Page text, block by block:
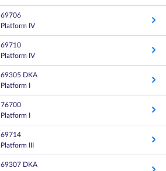
69706
Platform IV
69710
Platform IV
69305 DKA
Platform I
76700
Platform I
69714
Platform III
69307 DKA